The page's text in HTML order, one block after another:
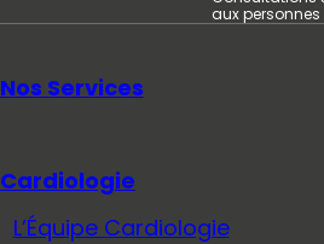
aux
Nos Services
Cardiologie
L’Équipe Cardiologie